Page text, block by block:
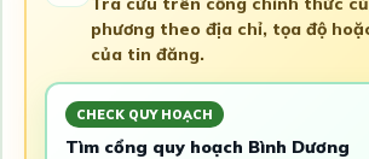
phương theo địa chỉ, tọa độ
của tin đăng.
CHECK QUY HOẠCH
Tìm cổng quy hoạch Bình Dương